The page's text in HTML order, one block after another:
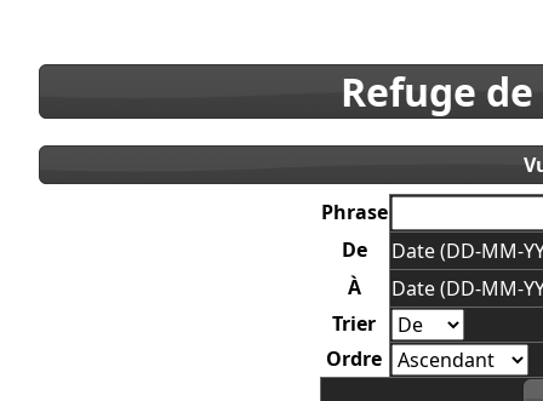
Refuge
Phrase
De
Date (DD-MM-
À
Date (DD-MM-
Trier
Ordre